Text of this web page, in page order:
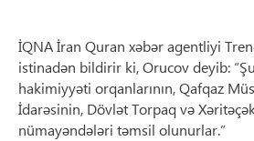
İQNA İran Quran xəbər agentliyi
istinadən bildirir ki, Orucov deyib:
hakimiyyəti orqanlarının, Qafqaz
İdarəsinin, Dövlət Torpaq və
nümayəndələri təmsil olunurlar.”